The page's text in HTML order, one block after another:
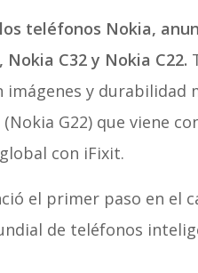
teléfonos Nokia,
C32 y Nokia C22.
y durabilidad
G22) que viene
con iFixit.
el primer paso en el
de teléfonos